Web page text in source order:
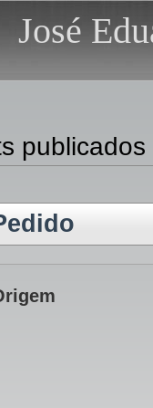
José